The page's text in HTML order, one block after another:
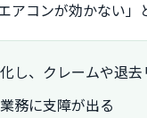
アコンが効かない
し、クレームや退
務に支障が出る